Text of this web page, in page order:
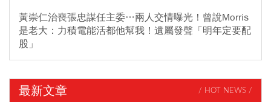
黃崇仁治喪張忠謀任主委…兩人交情曝光！曾說Morris
是老大：力積電能活都他幫我！遺屬發聲「明年定要配
股」
最新文章 / HOT NEWS /